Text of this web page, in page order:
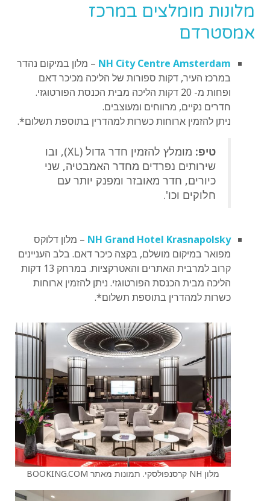
מלונות מומלצים במרכז
אמסטרדם
NH City Centre Amsterdam – מלון במיקום נהדר
במרכז העיר, דקות ספורות של הליכה מכיכר דאם
ופחות מ- 20 דקות הליכה מבית הכנסת הפורטוגזי.
חדרים נקיים, מרווחים ומעוצבים.
ניתן להזמין ארוחות כשרות למהדרין בתוספת תשלום*.
טיפ:
מומלץ להזמין חדר גדול (XL), ובו
שירותים נפרדים מחדר האמבטיה, שני
כיורים, חדר מאובזר ומפנק יותר עם
חלוקים וכו'.
NH Grand Hotel Krasnapolsky – מלון דלוקס
מפואר במיקום מושלם, בקצה כיכר דאם. בלב העניינים
קרוב למרבית האתרים והאטרקציות. במרחק 13 דקות
הליכה מבית הכנסת הפורטוגזי. ניתן להזמין ארוחות
כשרות למהדרין בתוספת תשלום*.
מלון NH קרסנפולסקי. תמונות מאתר BOOKING.COM